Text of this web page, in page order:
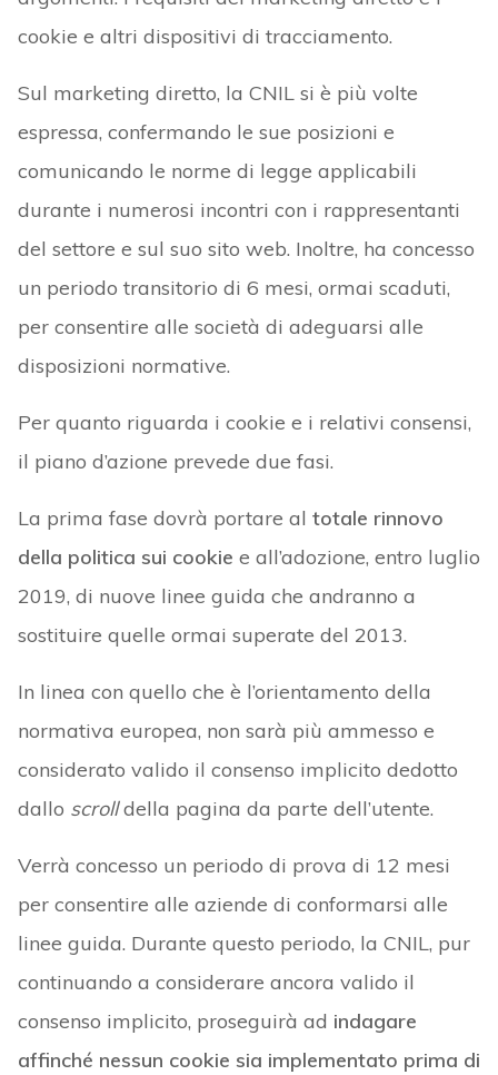
cookie e altri dispositivi di tracciamento.
Sul marketing diretto, la CNIL si è più volte
espressa, confermando le sue posizioni e
comunicando le norme di legge applicabili
durante i numerosi incontri con i rappresentanti
del settore e sul suo sito web. Inoltre, ha concesso
un periodo transitorio di 6 mesi, ormai scaduti,
per consentire alle società di adeguarsi alle
disposizioni normative.
Per quanto riguarda i cookie e i relativi consensi,
il piano d’azione prevede due fasi.
La prima fase dovrà portare al totale rinnovo
della politica sui cookie e all’adozione, entro luglio
2019, di nuove linee guida che andranno a
sostituire quelle ormai superate del 2013.
In linea con quello che è l’orientamento della
normativa europea, non sarà più ammesso e
considerato valido il consenso implicito dedotto
dallo scrolldella pagina da parte dell’utente.
Verrà concesso un periodo di prova di 12 mesi
per consentire alle aziende di conformarsi alle
linee guida. Durante questo periodo, la CNIL, pur
continuando a considerare ancora valido il
consenso implicito, proseguirà ad indagare
affinché nessun cookie sia implementato prima di